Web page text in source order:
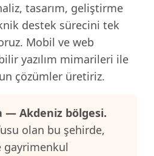
tasarım, geliştirme
destek sürecini tek
Mobil ve web
yazılım mimarileri ile
çözümler üretiriz.
— Akdeniz bölgesi.
olan bu şehirde,
gayrimenkul